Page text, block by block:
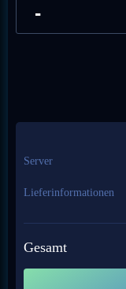
-
Server
Lieferinformationen
Gesamt